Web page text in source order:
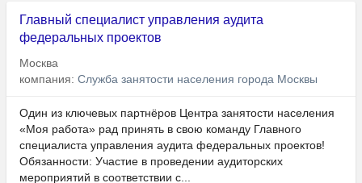
Главный специалист управления аудита
федеральных проектов
Москва
компания: Служба занятости населения города Москвы
Один из ключевых партнёров Центра занятости населения
«Моя работа» рад принять в свою команду Главного
специалиста управления аудита федеральных проектов!
Обязанности: Участие в проведении аудиторских
мероприятий в соответствии с...